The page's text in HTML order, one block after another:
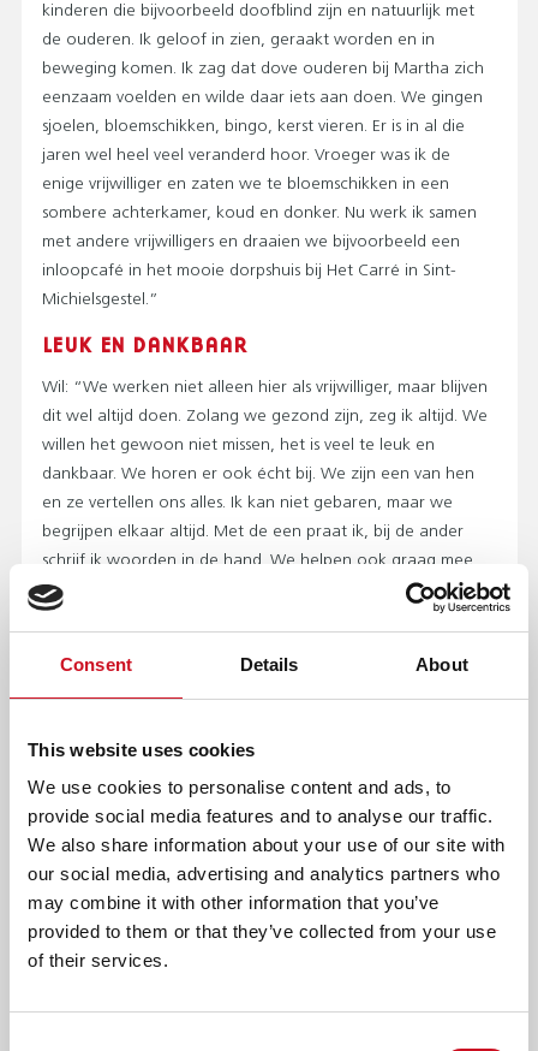
Consent Details About
This website uses cookies
We use cookies to personalise content and ads, to
provide social media features and to analyse our traffic.
We also share information about your use of our site with
our social media, advertising and analytics partners who
may combine it with other information that you’ve
provided to them or that they’ve collected from your use
of their services.
kinderen die bijvoorbeeld doofblind zijn en natuurlijk met
de ouderen. Ik geloof in zien, geraakt worden en in
beweging komen. Ik zag dat dove ouderen bij Martha zich
eenzaam voelden en wilde daar iets aan doen. We gingen
sjoelen, bloemschikken, bingo, kerst vieren. Er is in al die
jaren wel heel veel veranderd hoor. Vroeger was ik de
enige vrijwilliger en zaten we te bloemschikken in een
sombere achterkamer, koud en donker. Nu werk ik samen
met andere vrijwilligers en draaien we bijvoorbeeld een
inloopcafé in het mooie dorpshuis bij Het Carré in Sint-
Michielsgestel.”
LEUK EN DANKBAAR
Wil: “We werken niet alleen hier als vrijwilliger, maar blijven
dit wel altijd doen. Zolang we gezond zijn, zeg ik altijd. We
willen het gewoon niet missen, het is veel te leuk en
dankbaar. We horen er ook écht bij. We zijn een van hen
en ze vertellen ons alles. Ik kan niet gebaren, maar we
begrijpen elkaar altijd. Met de een praat ik, bij de ander
schrijf ik woorden in de hand. We helpen ook graag mee
tijdens de uitjes. Het vertrouwen dat ze dan in ons hebben,
daar geniet ik van. En mijn dag kan niet meer stuk als ik een
samen op pad of help bij activiteiten.
AFDRUKKEN DELEN
LEES OOK